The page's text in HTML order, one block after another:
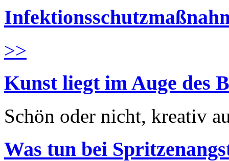
>>
Kunst liegt im Auge des
Schön oder nicht, kreativ
Was tun bei